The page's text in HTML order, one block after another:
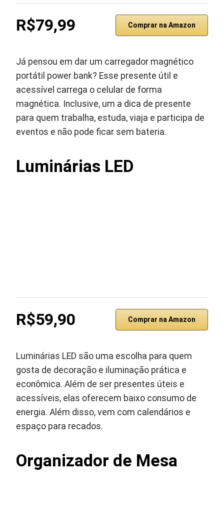
R$79,99 Comprar na Amazon
Já pensou em dar um carregador magnético
portátil power bank? Esse presente útil e
acessível carrega o celular de forma
magnética. Inclusive, um a dica de presente
para quem trabalha, estuda, viaja e participa de
eventos e não pode ficar sem bateria.
Luminárias LED
R$59,90 Comprar na Amazon
Luminárias LED são uma escolha para quem
gosta de decoração e iluminação prática e
econômica. Além de ser presentes úteis e
acessíveis, elas oferecem baixo consumo de
energia. Além disso, vem com calendários e
espaço para recados.
Organizador de Mesa